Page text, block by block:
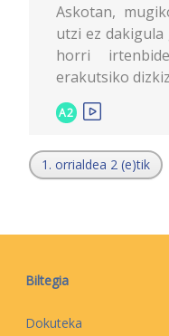
Askotan,
utzi ez dakigula
horri
erakutsiko
A2
1. orrialdea 2 (e)tik
Biltegia
Dokuteka